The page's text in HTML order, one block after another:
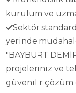
kurulum ve
Sektör
yerinde
"BAYBURT
projeleriniz ve
güvenilir çözüm